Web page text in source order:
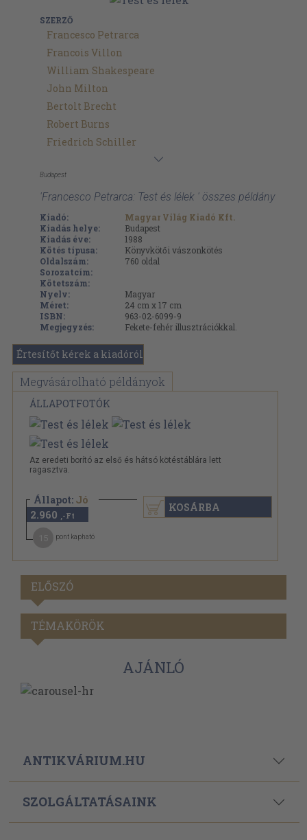
SZERZŐ
Francesco Petrarca
Francois Villon
William Shakespeare
John Milton
Bertolt Brecht
Robert Burns
Friedrich Schiller
Budapest
'Francesco Petrarca: Test és lélek ' összes példány
Kiadó:
Magyar Világ Kiadó Kft.
Kiadás helye:
Budapest
Kiadás éve:
1988
Kötés típusa:
Könyvkötői vászonkötés
Oldalszám:
760 oldal
Sorozatcím:
Kötetszám:
Nyelv:
Magyar
Méret:
24 cm x 17 cm
ISBN:
963-02-6099-9
Megjegyzés:
Fekete-fehér illusztrációkkal.
Értesítőt kérek a kiadóról
Megvásárolható példányok
ÁLLAPOTFOTÓK
Az eredeti borító az első és hátsó kötéstáblára lett
ragasztva.
Állapot: Jó
2.960 ,-Ft
pont kapható
KOSÁRBA
ELŐSZÓ
TÉMAKÖRÖK
AJÁNLÓ
ANTIKVÁRIUM.HU
SZOLGÁLTATÁSAINK